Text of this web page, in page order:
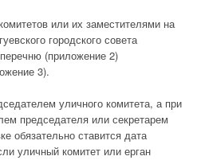
или их заместителями на
городского совета
(приложение 2)
3).
уличного комитета, а при
председателя или секретарем
обязательно ставится дата
уличный комитет или ерган